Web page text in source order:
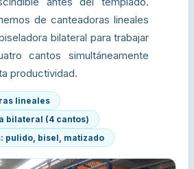
de canteadoras lineales
bilateral para trabajar
cantos simultáneamente
productividad.
lineales
bilateral (4 cantos)
pulido, bisel, matizado